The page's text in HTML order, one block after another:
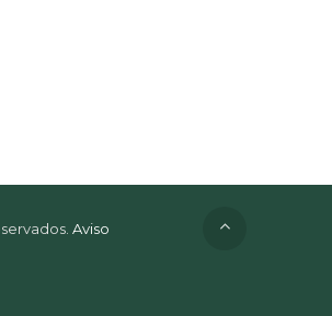
Aviso